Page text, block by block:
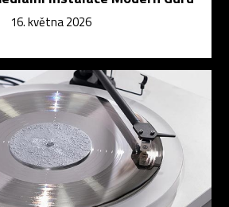
16. května 2026